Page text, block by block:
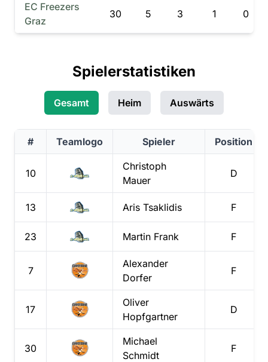
EC Freezers
Graz
30 5 3 1 0
Spielerstatistiken
Gesamt Heim Auswärts
# Teamlogo Spieler Position
10
Christoph
Mauer
D
13 Aris Tsaklidis F
23 Martin Frank F
7
Alexander
Dorfer
F
17
Oliver
Hopfgartner
D
30
Michael
Schmidt
F